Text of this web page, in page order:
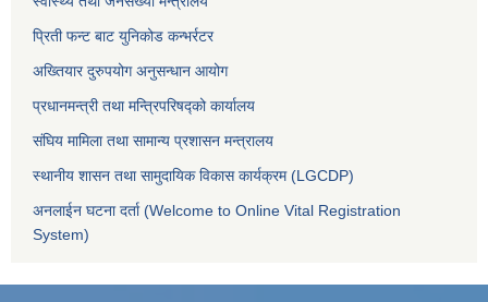
प्रिती फन्ट बाट युनिकोड कन्भर्रटर
अख्तियार दुरुपयोग अनुसन्धान आयोग
प्रधानमन्त्री तथा मन्त्रिपरिषद्को कार्यालय
संघिय मामिला तथा सामान्य प्रशासन मन्त्रालय
स्थानीय शासन तथा सामुदायिक विकास कार्यक्रम (LGCDP)
अनलाईन घटना दर्ता (Welcome to Online Vital Registration
System)